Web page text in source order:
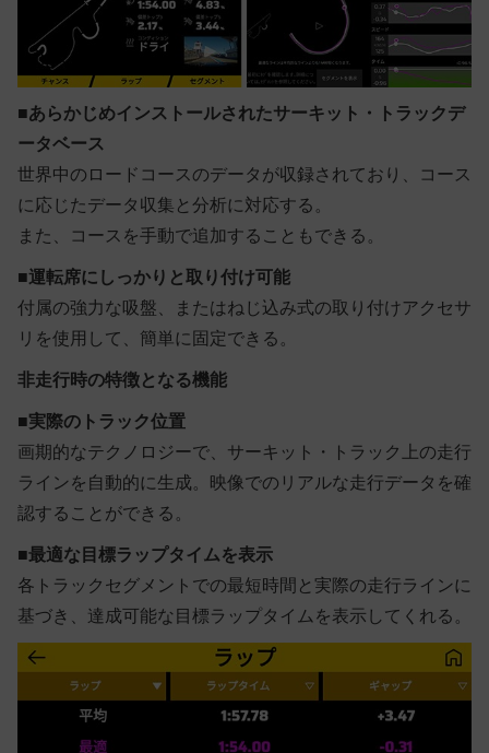
■あらかじめインストールされたサーキット・トラックデ
ータベース
世界中のロードコースのデータが収録されており、コース
に応じたデータ収集と分析に対応する。
また、コースを手動で追加することもできる。
■運転席にしっかりと取り付け可能
付属の強力な吸盤、またはねじ込み式の取り付けアクセサ
リを使用して、簡単に固定できる。
非走行時の特徴となる機能
■実際のトラック位置
画期的なテクノロジーで、サーキット・トラック上の走行
ラインを自動的に生成。映像でのリアルな走行データを確
認することができる。
■最適な目標ラップタイムを表示
各トラックセグメントでの最短時間と実際の走行ラインに
基づき、達成可能な目標ラップタイムを表示してくれる。